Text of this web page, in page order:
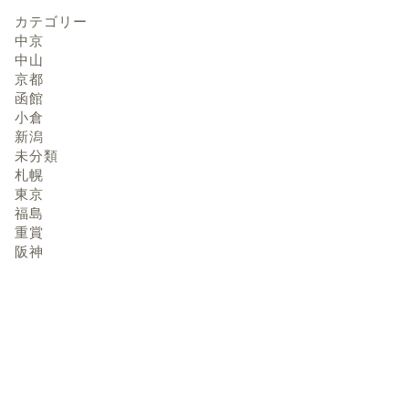
カテゴリー
中京
中山
京都
函館
小倉
新潟
未分類
札幌
東京
福島
重賞
阪神